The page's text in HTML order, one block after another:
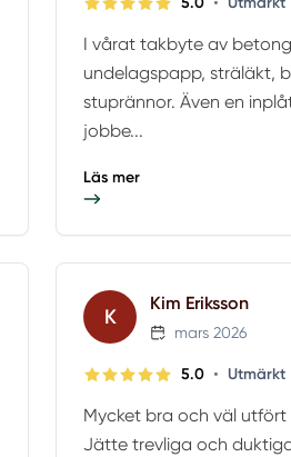
I vårat takbyte av
undelagspapp, sträläkt,
stuprännor. Även en
jobbe...
Läs mer
K
Kim Eriksson
mars 2026
5.0 • Utmärkt
Mycket bra och väl
Jätte trevliga och